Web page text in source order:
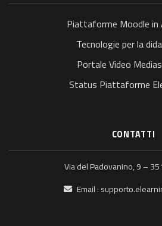
Piattaforme Moodle in
Tecnologie per la
Portale Video
Status Piattaforme
CONTATTI
Via del Padovanino, 9 –
Email :